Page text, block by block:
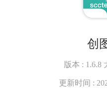
创
版本 : 1.6.8
更新时间 :